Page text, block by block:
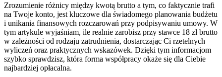
Zrozumienie różnicy między kwotą brutto a tym, co faktycznie trafi
na Twoje konto, jest kluczowe dla świadomego planowania budżetu
i unikania finansowych rozczarowań przy podpisywaniu umowy. W
tym artykule wyjaśniam, ile realnie zarobisz przy stawce 18 zł brutto
w zależności od rodzaju zatrudnienia, dostarczając Ci rzetelnych
wyliczeń oraz praktycznych wskazówek. Dzięki tym informacjom
szybko sprawdzisz, która forma współpracy okaże się dla Ciebie
najbardziej opłacalna.